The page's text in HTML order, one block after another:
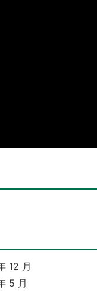
12 月
5 月